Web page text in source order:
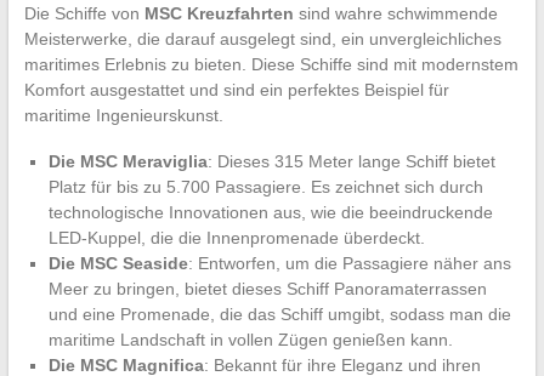
Die Schiffe von MSC Kreuzfahrten sind wahre schwimmende
Meisterwerke, die darauf ausgelegt sind, ein unvergleichliches
maritimes Erlebnis zu bieten. Diese Schiffe sind mit modernstem
Komfort ausgestattet und sind ein perfektes Beispiel für
maritime Ingenieurskunst.
Die MSC Meraviglia: Dieses 315 Meter lange Schiff bietet
Platz für bis zu 5.700 Passagiere. Es zeichnet sich durch
technologische Innovationen aus, wie die beeindruckende
LED-Kuppel, die die Innenpromenade überdeckt.
Die MSC Seaside: Entworfen, um die Passagiere näher ans
Meer zu bringen, bietet dieses Schiff Panoramaterrassen
und eine Promenade, die das Schiff umgibt, sodass man die
maritime Landschaft in vollen Zügen genießen kann.
Die MSC Magnifica: Bekannt für ihre Eleganz und ihren